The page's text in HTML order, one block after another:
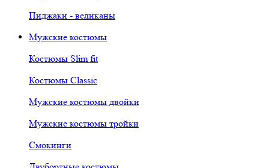
Пиджаки - великаны
Мужские костюмы
Костюмы Slim fit
Костюмы Classic
Мужские костюмы двойки
Мужские костюмы тройки
Смокинги